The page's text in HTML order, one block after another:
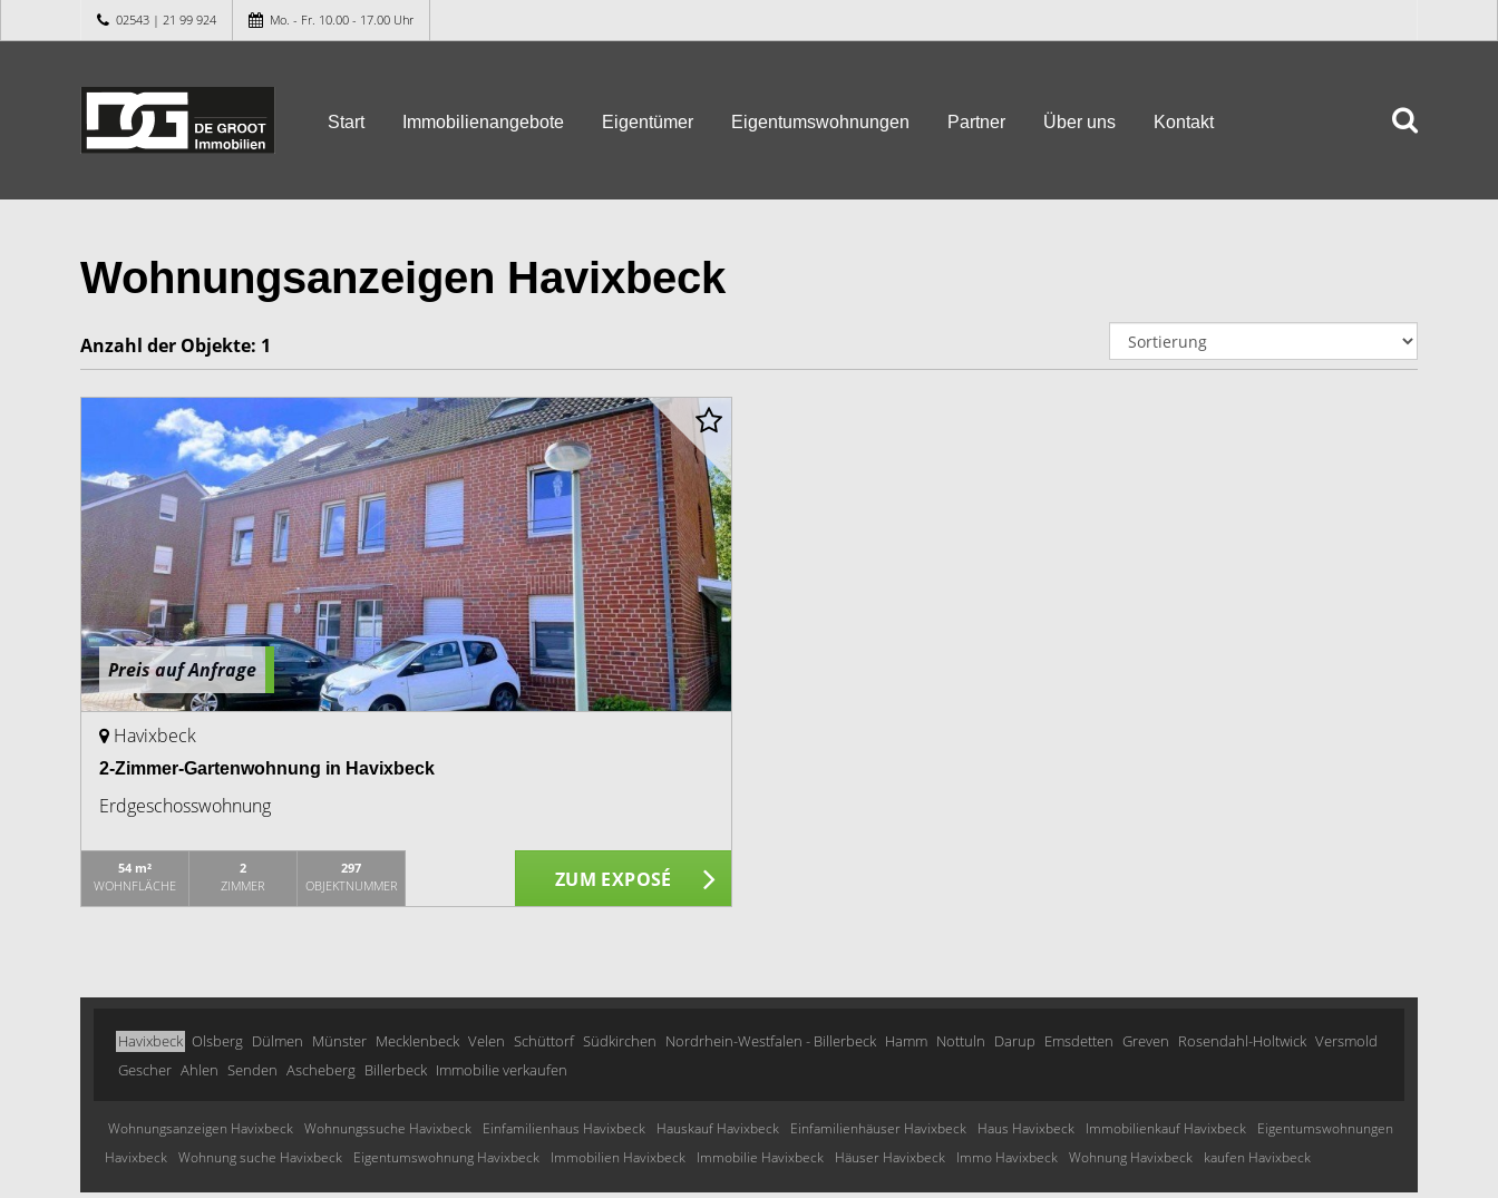
02543 | 21 99 924 Mo. - Fr. 10.00 - 17.00 Uhr
Start Immobilienangebote Eigentümer Eigentumswohnungen Partner Über uns Kontakt
Wohnungsanzeigen Havixbeck
Anzahl der Objekte: 1
Preis auf Anfrage
Havixbeck
2-Zimmer-Gartenwohnung in Havixbeck
Erdgeschosswohnung
54 m²
WOHNFLÄCHE
2
ZIMMER
297
OBJEKTNUMMER
ZUM EXPOSÉ
Havixbeck Olsberg Dülmen Münster Mecklenbeck Velen Schüttorf Südkirchen Nordrhein-Westfalen - Billerbeck Hamm Nottuln Darup Emsdetten Greven Rosendahl-Holtwick Versmold
Gescher Ahlen Senden Ascheberg Billerbeck Immobilie verkaufen
Wohnungsanzeigen Havixbeck Wohnungssuche Havixbeck Einfamilienhaus Havixbeck Hauskauf Havixbeck Einfamilienhäuser Havixbeck Haus Havixbeck Immobilienkauf Havixbeck
Eigentumswohnungen
Havixbeck Wohnung suche Havixbeck Eigentumswohnung Havixbeck Immobilien Havixbeck Immobilie Havixbeck Häuser Havixbeck Immo Havixbeck Wohnung Havixbeck kaufen Havixbeck